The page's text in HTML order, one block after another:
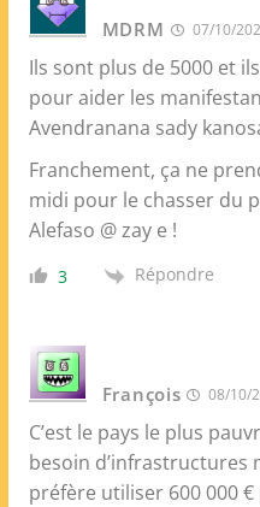
MDRM 07/10/
Ils sont plus de 5000 et
pour aider les
Avendranana sady
Franchement, ça ne
midi pour le chasser du
Alefaso @ zay e !
3 Répondre
François 08/10/
C’est le pays le plus
besoin d’infrastructures
préfère utiliser 600 000